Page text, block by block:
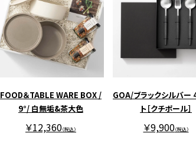
FOOD＆TABLE WARE BOX /
9°/ 白無垢&茶大色
￥12,360（税込）
GOA/ブラックシルバー
ト［クチポール］
￥9,900（税込）